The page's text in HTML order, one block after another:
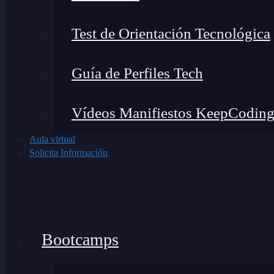
Test de Orientación Tecnológica
Guía de Perfiles Tech
Vídeos Manifiestos KeepCoding
Aula virtual
Solicita Información
Bootcamps